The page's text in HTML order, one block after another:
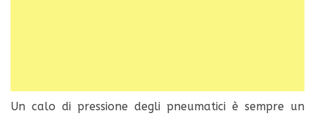
Un calo di pressione degli pneumatici è sempre un